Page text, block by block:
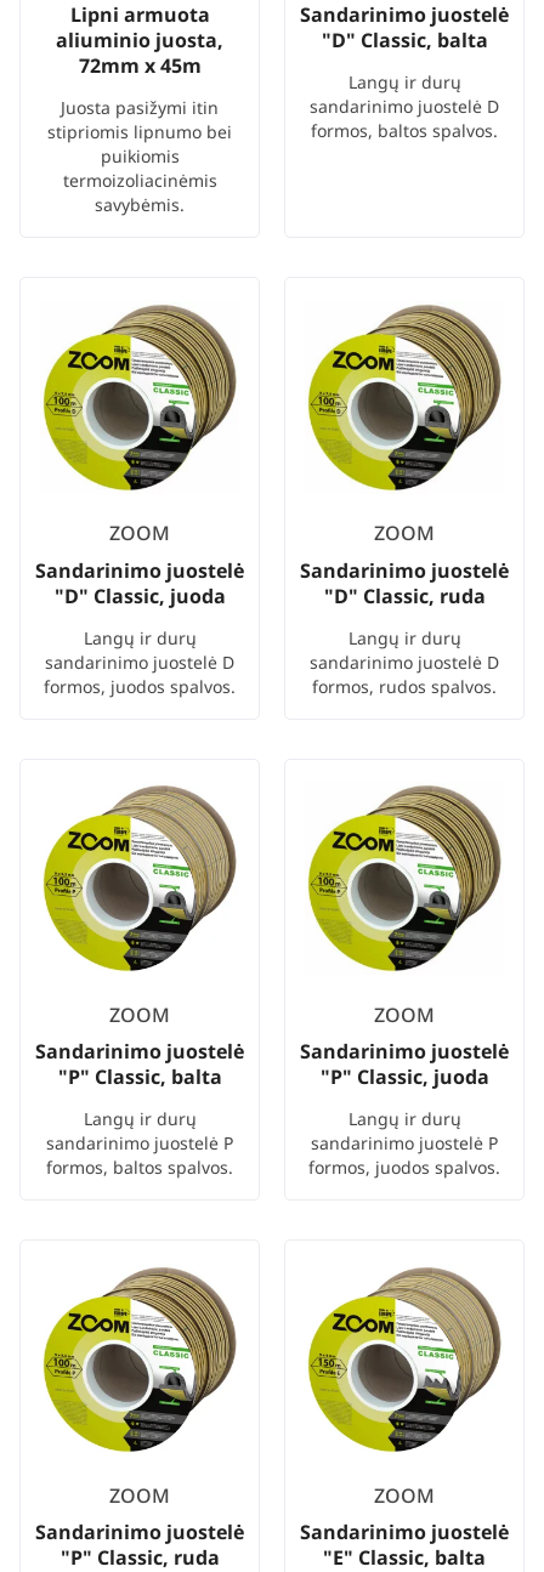
Lipni armuota
aliuminio juosta,
72mm x 45m
Juosta pasižymi itin
stipriomis lipnumo bei
puikiomis
termoizoliacinėmis
savybėmis.
Sandarinimo juostelė
"D" Classic, balta
Langų ir durų
sandarinimo juostelė D
formos, baltos spalvos.
ZOOM
Sandarinimo juostelė
"D" Classic, juoda
Langų ir durų
sandarinimo juostelė D
formos, juodos spalvos.
ZOOM
Sandarinimo juostelė
"D" Classic, ruda
Langų ir durų
sandarinimo juostelė D
formos, rudos spalvos.
ZOOM
Sandarinimo juostelė
"P" Classic, balta
Langų ir durų
sandarinimo juostelė P
formos, baltos spalvos.
ZOOM
Sandarinimo juostelė
"P" Classic, juoda
Langų ir durų
sandarinimo juostelė P
formos, juodos spalvos.
ZOOM
Sandarinimo juostelė
"P" Classic, ruda
ZOOM
Sandarinimo juostelė
"E" Classic, balta